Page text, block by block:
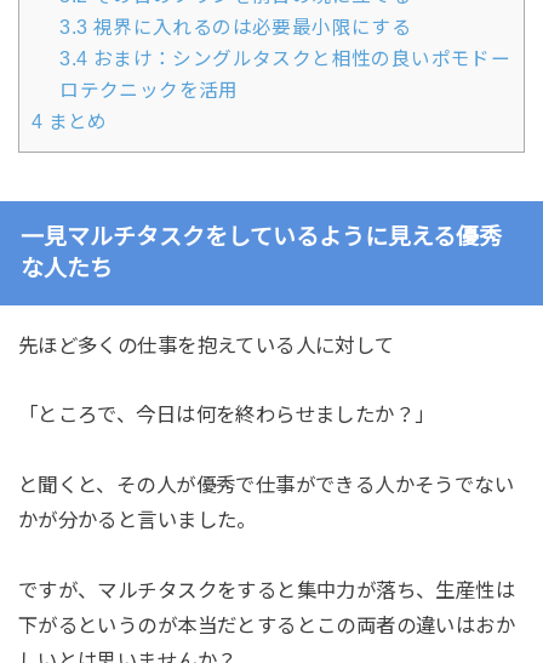
3.3 視界に入れるのは必要最小限にする
3.4 おまけ：シングルタスクと相性の良いポモドー
ロテクニックを活用
4 まとめ
一見マルチタスクをしているように見える優秀
な人たち
先ほど多くの仕事を抱えている人に対して
「ところで、今日は何を終わらせましたか？」
と聞くと、その人が優秀で仕事ができる人かそうでない
かが分かると言いました。
ですが、マルチタスクをすると集中力が落ち、生産性は
下がるというのが本当だとするとこの両者の違いはおか